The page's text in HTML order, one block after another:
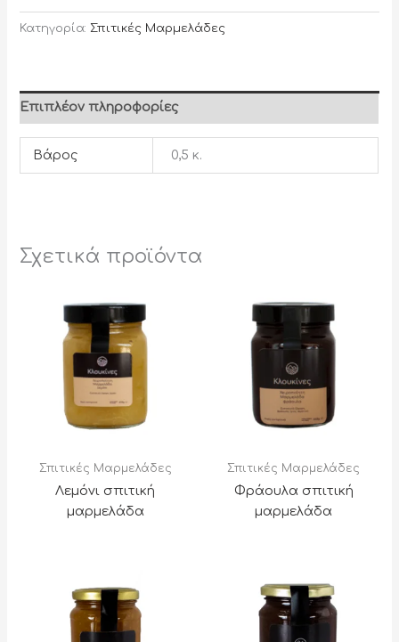
Κατηγορία:Σπιτικές Μαρμελάδες
Επιπλέον πληροφορίες
Βάρος 0,5 κ.
Σχετικά προϊόντα
Σπιτικές Μαρμελάδες
Λεμόνι σπιτική
μαρμελάδα
Σπιτικές Μαρμελάδες
Φράουλα σπιτική
μαρμελάδα